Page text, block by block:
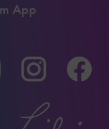
App
To
our
Youtube
page
To
our
page